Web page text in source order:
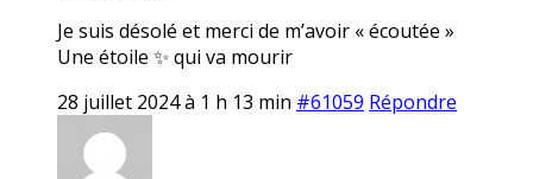
Je suis désolé et merci de m’avoir « écoutée »
Une étoile ✨ qui va mourir
28 juillet 2024 à 1 h 13 min #61059 Répondre